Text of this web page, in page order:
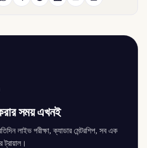
সময় এখনই
লাইভ পরীক্ষা, ক্যাডার মেন্টরশিপ, সব এক
ট্রায়াল।